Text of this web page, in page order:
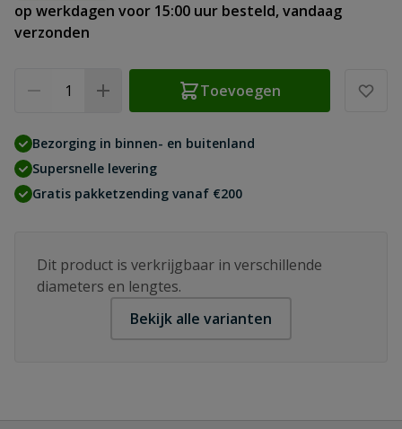
op werkdagen voor 15:00 uur besteld, vandaag
verzonden
Toevoegen
Bezorging in binnen- en buitenland
Supersnelle levering
Gratis pakketzending vanaf €200
Dit product is verkrijgbaar in verschillende
diameters en lengtes.
Bekijk alle varianten